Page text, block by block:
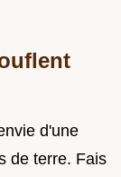
d'une
de terre. Fais